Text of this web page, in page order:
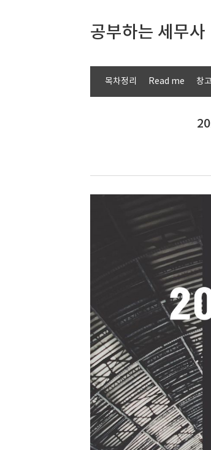
공부하는 세무사
목차정리 Read me 창고